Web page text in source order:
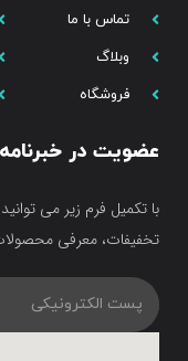
تماس با ما
وبلاگ
فروشگاه
عضویت در خبرنامه
با تکمیل فرم زیر می
تخفیفات، معرفی